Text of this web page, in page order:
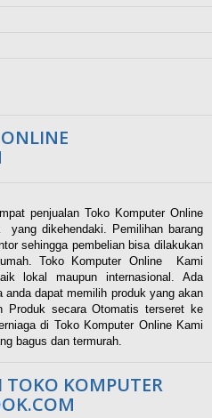
penjualan Toko Komputer Online
dikehendaki. Pemilihan barang
sehingga pembelian bisa dilakukan
Toko Komputer Online Kami
lokal maupun internasional. Ada
anda dapat memilih produk yang akan
secara Otomatis terseret ke
di Toko Komputer Online Kami
bagus dan termurah.
TOKO KOMPUTER